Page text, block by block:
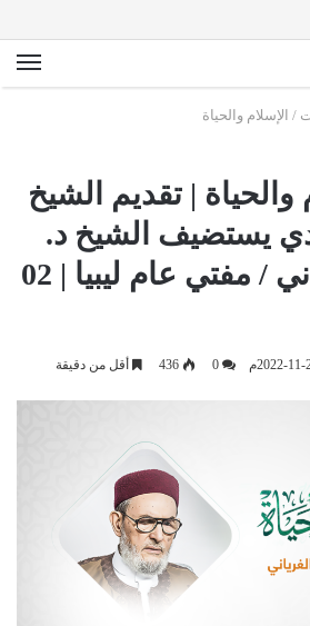
/ الإسلام والحياة
والحياة | تقديم الشيخ
يستضيف الشيخ د.
الصادق الغرياني / مفتي عام ليبيا | 02
0
436 أقل من دقيقة